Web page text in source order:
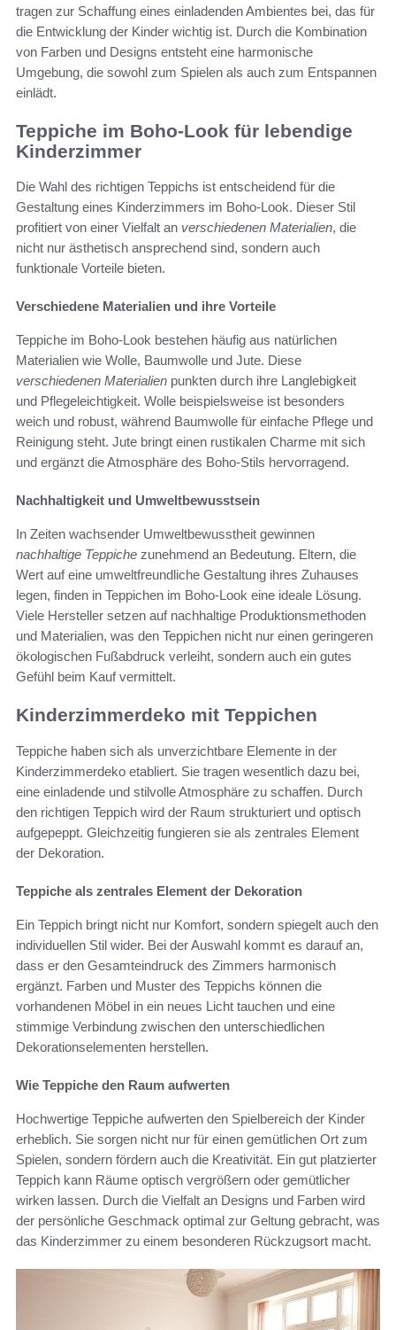
tragen zur Schaffung eines einladenden Ambientes bei, das für
die Entwicklung der Kinder wichtig ist. Durch die Kombination
von Farben und Designs entsteht eine harmonische
Umgebung, die sowohl zum Spielen als auch zum Entspannen
einlädt.
Teppiche im Boho-Look für lebendige
Kinderzimmer
Die Wahl des richtigen Teppichs ist entscheidend für die
Gestaltung eines Kinderzimmers im Boho-Look. Dieser Stil
profitiert von einer Vielfalt an verschiedenen Materialien, die
nicht nur ästhetisch ansprechend sind, sondern auch
funktionale Vorteile bieten.
Verschiedene Materialien und ihre Vorteile
Teppiche im Boho-Look bestehen häufig aus natürlichen
Materialien wie Wolle, Baumwolle und Jute. Diese
verschiedenen Materialien punkten durch ihre Langlebigkeit
und Pflegeleichtigkeit. Wolle beispielsweise ist besonders
weich und robust, während Baumwolle für einfache Pflege und
Reinigung steht. Jute bringt einen rustikalen Charme mit sich
und ergänzt die Atmosphäre des Boho-Stils hervorragend.
Nachhaltigkeit und Umweltbewusstsein
In Zeiten wachsender Umweltbewusstheit gewinnen
nachhaltige Teppiche zunehmend an Bedeutung. Eltern, die
Wert auf eine umweltfreundliche Gestaltung ihres Zuhauses
legen, finden in Teppichen im Boho-Look eine ideale Lösung.
Viele Hersteller setzen auf nachhaltige Produktionsmethoden
und Materialien, was den Teppichen nicht nur einen geringeren
ökologischen Fußabdruck verleiht, sondern auch ein gutes
Gefühl beim Kauf vermittelt.
Kinderzimmerdeko mit Teppichen
Teppiche haben sich als unverzichtbare Elemente in der
Kinderzimmerdeko etabliert. Sie tragen wesentlich dazu bei,
eine einladende und stilvolle Atmosphäre zu schaffen. Durch
den richtigen Teppich wird der Raum strukturiert und optisch
aufgepeppt. Gleichzeitig fungieren sie als zentrales Element
der Dekoration.
Teppiche als zentrales Element der Dekoration
Ein Teppich bringt nicht nur Komfort, sondern spiegelt auch den
individuellen Stil wider. Bei der Auswahl kommt es darauf an,
dass er den Gesamteindruck des Zimmers harmonisch
ergänzt. Farben und Muster des Teppichs können die
vorhandenen Möbel in ein neues Licht tauchen und eine
stimmige Verbindung zwischen den unterschiedlichen
Dekorationselementen herstellen.
Wie Teppiche den Raum aufwerten
Hochwertige Teppiche aufwerten den Spielbereich der Kinder
erheblich. Sie sorgen nicht nur für einen gemütlichen Ort zum
Spielen, sondern fördern auch die Kreativität. Ein gut platzierter
Teppich kann Räume optisch vergrößern oder gemütlicher
wirken lassen. Durch die Vielfalt an Designs und Farben wird
der persönliche Geschmack optimal zur Geltung gebracht, was
das Kinderzimmer zu einem besonderen Rückzugsort macht.